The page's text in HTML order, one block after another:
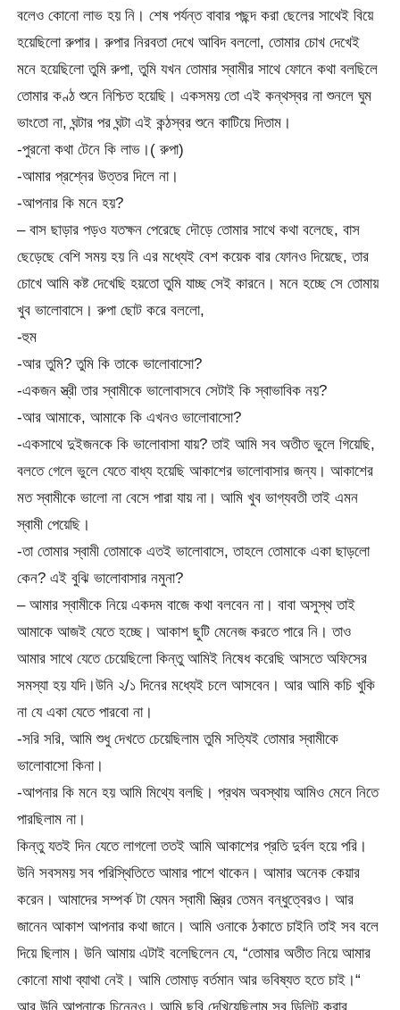
বলেও কোনো লাভ হয় নি। শেষ পর্যন্ত বাবার পছন্দ করা ছেলের সাথেই বিয়ে
হয়েছিলো রুপার। রুপার নিরবতা দেখে আবিদ বললো, তোমার চোখ দেখেই
মনে হয়েছিলো তুমি রুপা, তুমি যখন তোমার স্বামীর সাথে ফোনে কথা বলছিলে
তোমার কণ্ঠ শুনে নিশ্চিত হয়েছি। একসময় তো এই কন্থস্বর না শুনলে ঘুম
ভাংতো না, ঘন্টার পর ঘন্টা এই কন্ঠস্বর শুনে কাটিয়ে দিতাম।
-পুরনো কথা টেনে কি লাভ।( রুপা)
-আমার প্রশ্নের উত্তর দিলে না।
-আপনার কি মনে হয়?
– বাস ছাড়ার পড়ও যতক্ষন পেরেছে দৌড়ে তোমার সাথে কথা বলেছে, বাস
ছেড়েছে বেশি সময় হয় নি এর মধ্যেই বেশ কয়েক বার ফোনও দিয়েছে, তার
চোখে আমি কষ্ট দেখেছি হয়তো তুমি যাচ্ছ সেই কারনে। মনে হচ্ছে সে তোমায়
খুব ভালোবাসে। রুপা ছোট করে বললো,
-হুম
-আর তুমি? তুমি কি তাকে ভালোবাসো?
-একজন স্ত্রী তার স্বামীকে ভালোবাসবে সেটাই কি স্বাভাবিক নয়?
-আর আমাকে, আমাকে কি এখনও ভালোবাসো?
-একসাথে দুইজনকে কি ভালোবাসা যায়? তাই আমি সব অতীত ভুলে গিয়েছি,
বলতে গেলে ভুলে যেতে বাধ্য হয়েছি আকাশের ভালোবাসার জন্য। আকাশের
মত স্বামীকে ভালো না বেসে পারা যায় না। আমি খুব ভাগ্যবতী তাই এমন
স্বামী পেয়েছি।
-তা তোমার স্বামী তোমাকে এতই ভালোবাসে, তাহলে তোমাকে একা ছাড়লো
কেন? এই বুঝি ভালোবাসার নমুনা?
– আমার স্বামীকে নিয়ে একদম বাজে কথা বলবেন না। বাবা অসুস্থ তাই
আমাকে আজই যেতে হচ্ছে। আকাশ ছুটি মেনেজ করতে পারে নি। তাও
আমার সাথে যেতে চেয়েছিলো কিন্তু আমিই নিষেধ করেছি আসতে অফিসের
সমস্যা হয় যদি।উনি ২/১ দিনের মধ্যেই চলে আসবেন। আর আমি কচি খুকি
না যে একা যেতে পারবো না।
-সরি সরি, আমি শুধু দেখতে চেয়েছিলাম তুমি সত্যিই তোমার স্বামীকে
ভালোবাসো কিনা।
-আপনার কি মনে হয় আমি মিথ্যে বলছি। প্রথম অবস্থায় আমিও মেনে নিতে
পারছিলাম না।
কিন্তু যতই দিন যেতে লাগলো ততই আমি আকাশের প্রতি দুর্বল হয়ে পরি।
উনি সবসময় সব পরিস্থিতিতে আমার পাশে থাকেন। আমার অনেক কেয়ার
করেন। আমাদের সম্পর্ক টা যেমন স্বামী স্ত্রির তেমন বন্ধুত্বেরও। আর
জানেন আকাশ আপনার কথা জানে। আমি ওনাকে ঠকাতে চাইনি তাই সব বলে
দিয়ে ছিলাম। উনি আমায় এটাই বলেছিলেন যে, “তোমার অতীত নিয়ে আমার
কোনো মাথা ব্যাথা নেই। আমি তোমাড় বর্তমান আর ভবিষ্যত হতে চাই।“